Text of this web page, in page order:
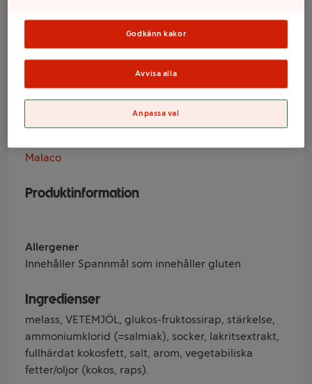
Saltlakrits
Stjerner 92g
Malaco
Malaco
Produktinformation
Allergener
Innehåller Spannmål som innehåller gluten
Ingredienser
melass, VETEMJÖL, glukos-fruktossirap, stärkelse,
ammoniumklorid (=salmiak), socker, lakritsextrakt,
fullhärdat kokosfett, salt, arom, vegetabiliska
fetter/oljor (kokos, raps).
Godkänn kakor
Avvisa alla
Anpassa val